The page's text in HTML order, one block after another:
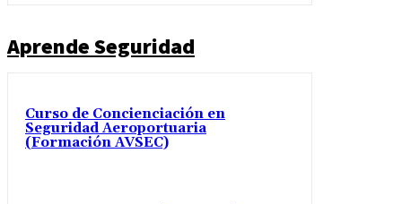
Aprende Seguridad
Curso de Concienciación en
Seguridad Aeroportuaria
(Formación AVSEC)